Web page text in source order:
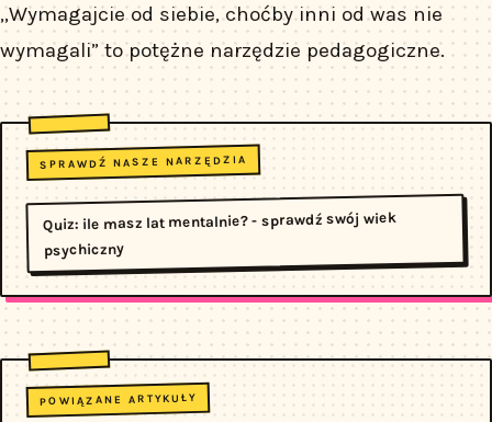
„Wymagajcie od siebie, choćby inni od was nie
wymagali” to potężne narzędzie pedagogiczne.
SPRAWDŹ NASZE NARZĘDZIA
Quiz: ile masz lat mentalnie? - sprawdź swój wiek
psychiczny
POWIĄZANE ARTYKUŁY